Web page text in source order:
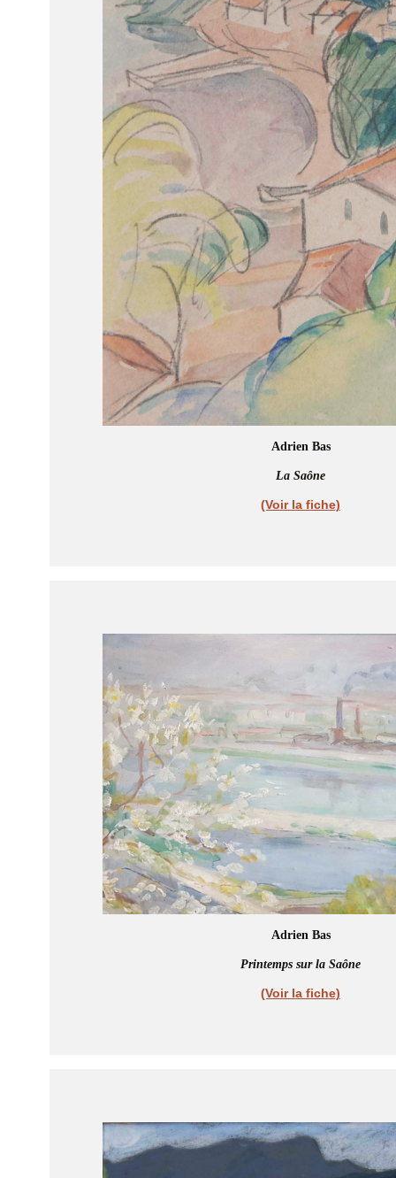
Adrien Bas
La Saône
(Voir la fiche)
Adrien Bas
Printemps sur la Saône
(Voir la fiche)